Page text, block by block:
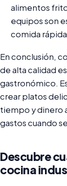
alimentos
equipos son
comida
En conclusión,
de alta calidad
gastronómico.
crear platos
tiempo y dinero
gastos cuando
Descubre
cocina